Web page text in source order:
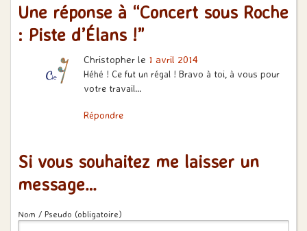
Une réponse à “Concert sous Roche
: Piste d’Élans !”
Christopher le 1 avril 2014
Héhé ! Ce fut un régal ! Bravo à toi, à vous pour
votre travail…
Répondre
Si vous souhaitez me laisser un
message…
Nom / Pseudo (obligatoire)